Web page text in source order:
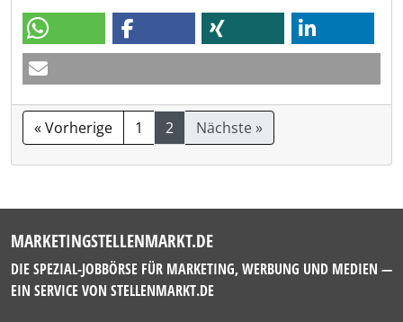
« Vorherige 1 2 Nächste »
MARKETINGSTELLENMARKT.DE
DIE SPEZIAL-JOBBÖRSE FÜR MARKETING, WERBUNG UND MEDIEN —
EIN SERVICE VON STELLENMARKT.DE